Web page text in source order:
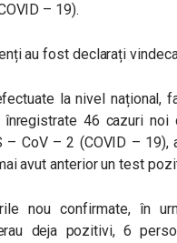
– 19).
au fost declarați
la nivel național,
46 cazuri noi
– CoV – 2 (COVID – 19),
avut anterior un test
nou confirmate, în
deja pozitivi, 6